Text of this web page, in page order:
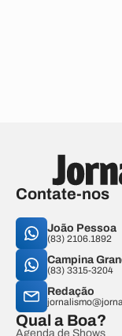
Contate-nos
João Pessoa
(83) 2106.1892
Campina
(83) 3315-3204
Redação
Qual a Boa?
Agenda de Shows